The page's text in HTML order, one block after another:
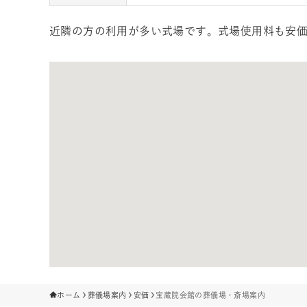
近隣の方の利用が多い式場です。式場使用料も安
ホーム 葬儀場案内 安価 宝蔵院会館の葬儀場・斎場案内